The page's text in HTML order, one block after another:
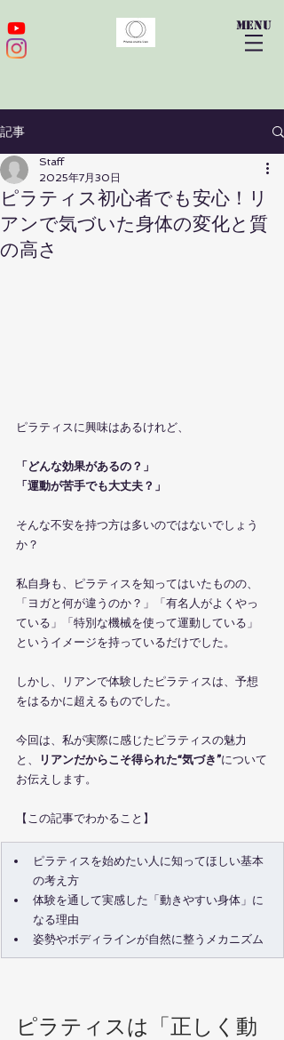
​menu
記事
ピラティス初心者でも安心！リ
アンで気づいた身体の変化と質
の高さ
Staff
2025年7月30日
ピラティスに興味はあるけれど、
「どんな効果があるの？」
「運動が苦手でも大丈夫？」
そんな不安を持つ方は多いのではないでしょう
か？
私自身も、ピラティスを知ってはいたものの、
「ヨガと何が違うのか？」「有名人がよくやっ
ている」「特別な機械を使って運動している」
というイメージを持っているだけでした。
しかし、リアンで体験したピラティスは、予想
をはるかに超えるものでした。
今回は、私が実際に感じたピラティスの魅力
と、
リアンだからこそ得られた“気づき”について
お伝えします。
【この記事でわかること】
ピラティスを始めたい人に知ってほしい基本
の考え方
体験を通して実感した「動きやすい身体」に
なる理由
姿勢やボディラインが自然に整うメカニズム
ピラティスは「正しく動